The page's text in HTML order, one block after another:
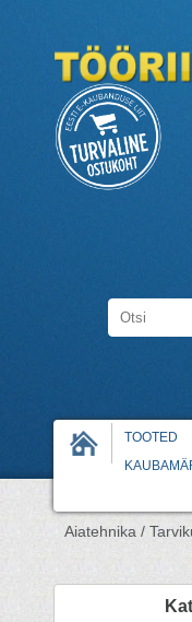
TOOTED
Aiatehnika /